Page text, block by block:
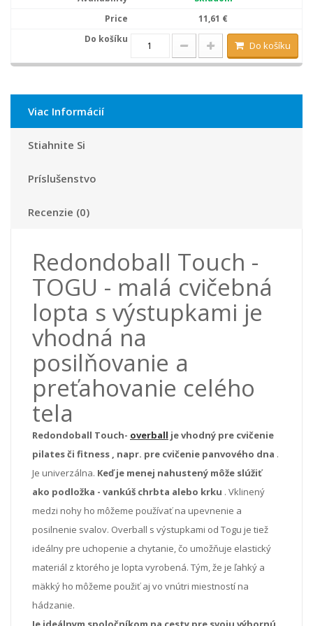
11,61 €
Do košíku
Viac Informácií
Stiahnite Si
Príslušenstvo
Recenzie (0)
Redondoball Touch -
TOGU - malá cvičebná
lopta s výstupkami je
vhodná na
posilňovanie a
preťahovanie celého
tela
Redondoball Touch- overball je vhodný pre cvičenie
pilates či fitness
napr. pre cvičenie panvového dna .
Je univerzálna. Keď je menej nahustený môže slúžiť
ako podložka - vankúš chrbta alebo krku . Vklinený
medzi nohy ho môžeme používať na upevnenie a
posilnenie svalov. Overball s výstupkami od Togu je tiež
ideálny pre uchopenie a chytanie, čo umožňuje elastický
materiál z ktorého je lopta vyrobená. Tým, že je ľahký a
mäkký ho môžeme použiť aj vo vnútri miestností na
hádzanie.